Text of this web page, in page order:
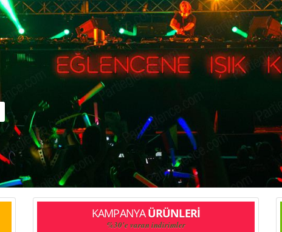
KAMPANYAÜRÜNLERİ
%30'e varan indirimler